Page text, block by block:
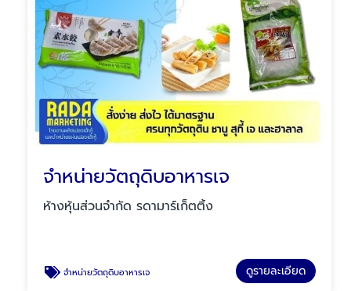
จำหน่ายวัตถุดิบอาหารเจ
ห้างหุ้นส่วนจำกัด รดามาร์เก็ตติ้ง
จำหน่ายวัตถุดิบอาหารเจ ดูรายละเอียด